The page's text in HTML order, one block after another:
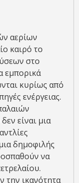
αερίων
καιρό το
στο
εμπορικά
κυρίως από
ενέργειας.
είναι μια
δημοφιλής
να
την ικανότητα